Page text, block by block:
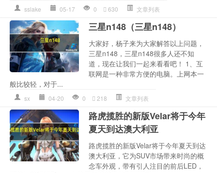
sslake 05-17 0 630 文章列表
三星n148（三星n148）
大家好，杨子来为大家解答以上问题，
三星n148，三星n148很多人还不知
道，现在让我们一起来看看吧！ 1、互
联网是一种非常方便的电脑。上网本一
般比较轻，对于...
sx 04-20 0 218 文章列表
路虎揽胜的新版Velar将于今年
夏天到达澳大利亚
路虎揽胜的新版Velar将于今年夏天到达
澳大利亚，它为SUV市场带来时尚的概
念车外观，带有引人注目的前后LED，